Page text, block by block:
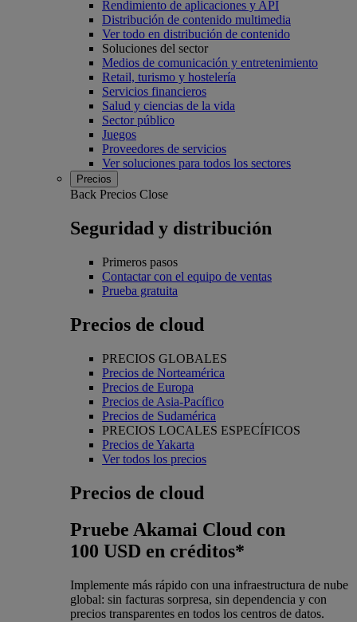
Rendimiento de aplicaciones y API
Distribución de contenido multimedia
Ver todo en distribución de contenido
Soluciones del sector
Medios de comunicación y entretenimiento
Retail, turismo y hostelería
Servicios financieros
Salud y ciencias de la vida
Sector público
Juegos
Proveedores de servicios
Ver soluciones para todos los sectores
Precios
Back Precios Close
Seguridad y distribución
Primeros pasos
Contactar con el equipo de ventas
Prueba gratuita
Precios de cloud
PRECIOS GLOBALES
Precios de Norteamérica
Precios de Europa
Precios de Asia-Pacífico
Precios de Sudamérica
PRECIOS LOCALES ESPECÍFICOS
Precios de Yakarta
Ver todos los precios
Precios de cloud
Pruebe Akamai Cloud con
100 USD en créditos*
Implemente más rápido con una infraestructura de nube
global: sin facturas sorpresa, sin dependencia y con
precios transparentes en todos los centros de datos.